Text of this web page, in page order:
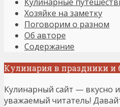
Хозяйке на заметку
Поговорим о разном
Об авторе
Содержание
Кулинария в праздники и
Кулинарный сайт — вкусно
уважаемый читатель!